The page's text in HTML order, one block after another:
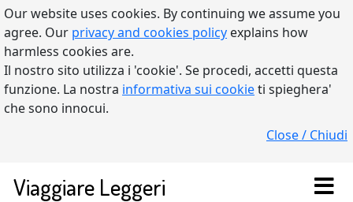
Our website uses cookies. By continuing we assume you
agree. Our privacy and cookies policy explains how
harmless cookies are.
Il nostro sito utilizza i 'cookie'. Se procedi, accetti questa
funzione. La nostra informativa sui cookieti spieghera'
che sono innocui.
Close / Chiudi
Viaggiare Leggeri